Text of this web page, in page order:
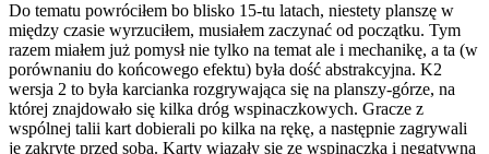
Do tematu powróciłem bo blisko 15-tu latach, niestety planszę w
między czasie wyrzuciłem, musiałem zaczynać od początku. Tym
razem miałem już pomysł nie tylko na temat ale i mechanikę, a ta (w
porównaniu do końcowego efektu) była dość abstrakcyjna. K2
wersja 2 to była karcianka rozgrywająca się na planszy-górze, na
której znajdowało się kilka dróg wspinaczkowych. Gracze z
wspólnej talii kart dobierali po kilka na rękę, a następnie zagrywali
je zakryte przed sobą. Karty wiązały się ze wspinaczką i negatywną